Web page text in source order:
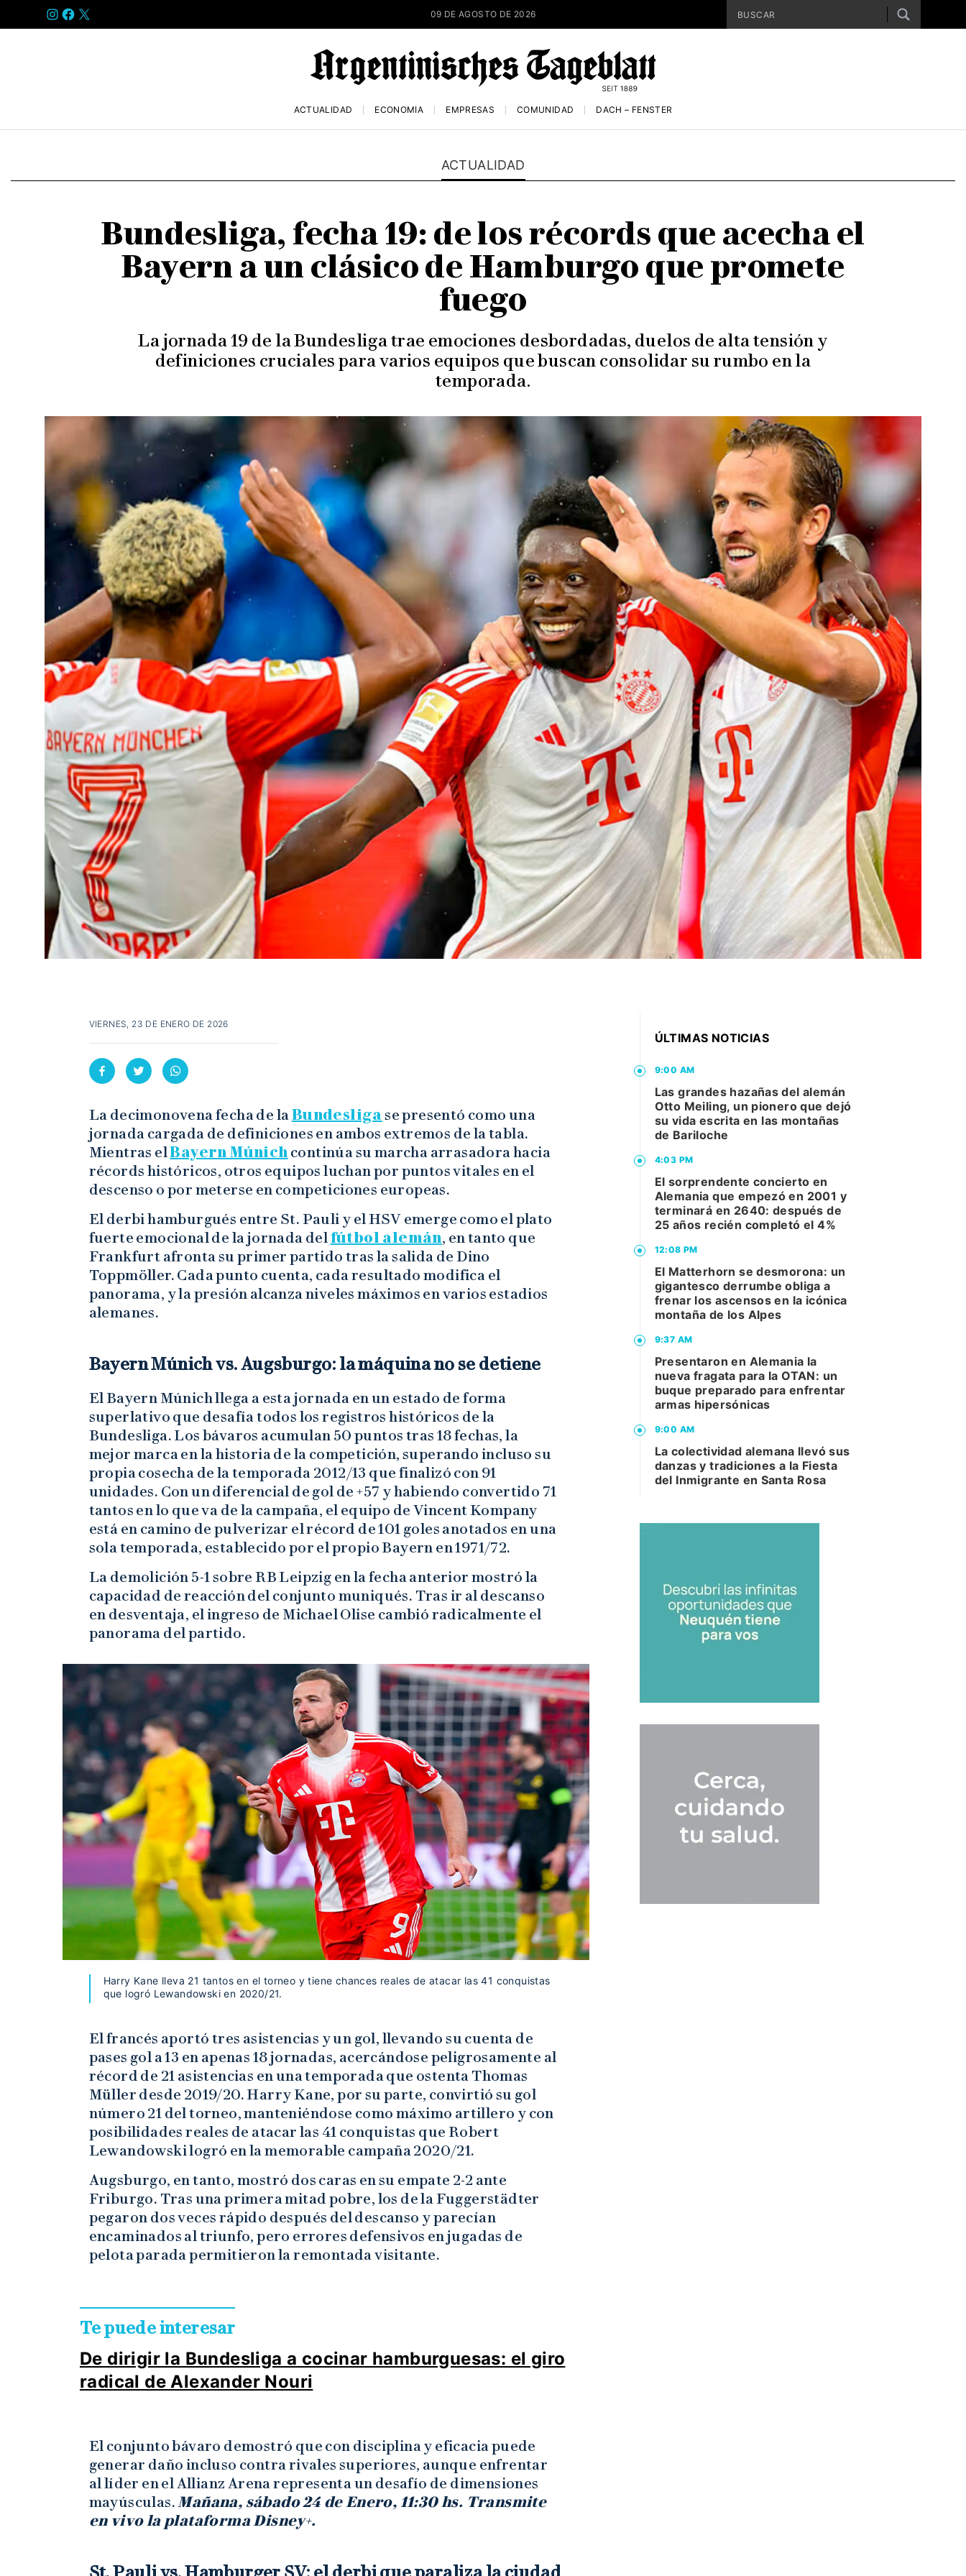
INSTAGRAM
FACEBOOK
X 09 DE AGOSTO DE 2026
ACTUALIDAD ECONOMÍA EMPRESAS COMUNIDAD DACH – FENSTER
ACTUALIDAD
Bundesliga, fecha 19: de los récords que acecha el
Bayern a un clásico de Hamburgo que promete
fuego
La jornada 19 de la Bundesliga trae emociones desbordadas, duelos de alta tensión y
definiciones cruciales para varios equipos que buscan consolidar su rumbo en la
temporada.
VIERNES, 23 DE ENERO DE 2026
La decimonovena fecha de laBundesligase presentó como una
jornada cargada de definiciones en ambos extremos de la tabla.
Mientras elBayern Múnich continúa su marcha arrasadora hacia
récords históricos, otros equipos luchan por puntos vitales en el
descenso o por meterse en competiciones europeas.
El derbi hamburgués entre St. Pauli y el HSV emerge como el plato
fuerte emocional de la jornada delfútbol alemán, en tanto que
Frankfurt afronta su primer partido tras la salida de Dino
Toppmöller. Cada punto cuenta, cada resultado modifica el
panorama, y la presión alcanza niveles máximos en varios estadios
alemanes.
Bayern Múnich vs. Augsburgo: la máquina no se detiene
El Bayern Múnich llega a esta jornada en un estado de forma
superlativo que desafía todos los registros históricos de la
Bundesliga. Los bávaros acumulan 50 puntos tras 18 fechas, la
mejor marca en la historia de la competición, superando incluso su
propia cosecha de la temporada 2012/13 que finalizó con 91
unidades. Con un diferencial de gol de +57 y habiendo convertido 71
tantos en lo que va de la campaña, el equipo de Vincent Kompany
está en camino de pulverizar el récord de 101 goles anotados en una
sola temporada, establecido por el propio Bayern en 1971/72.
La demolición 5-1 sobre RB Leipzig en la fecha anterior mostró la
capacidad de reacción del conjunto muniqués. Tras ir al descanso
en desventaja, el ingreso de Michael Olise cambió radicalmente el
panorama del partido.
Harry Kane lleva 21 tantos en el torneo y tiene chances reales de atacar las 41 conquistas
que logró Lewandowski en 2020/21.
El francés aportó tres asistencias y un gol, llevando su cuenta de
pases gol a 13 en apenas 18 jornadas, acercándose peligrosamente al
récord de 21 asistencias en una temporada que ostenta Thomas
Müller desde 2019/20. Harry Kane, por su parte, convirtió su gol
número 21 del torneo, manteniéndose como máximo artillero y con
posibilidades reales de atacar las 41 conquistas que Robert
Lewandowski logró en la memorable campaña 2020/21.
Augsburgo, en tanto, mostró dos caras en su empate 2-2 ante
Friburgo. Tras una primera mitad pobre, los de la Fuggerstädter
pegaron dos veces rápido después del descanso y parecían
encaminados al triunfo, pero errores defensivos en jugadas de
pelota parada permitieron la remontada visitante.
Te puede interesar
De dirigir la Bundesliga a cocinar hamburguesas: el giro
radical de Alexander Nouri
El conjunto bávaro demostró que con disciplina y eficacia puede
generar daño incluso contra rivales superiores, aunque enfrentar
al líder en el Allianz Arena representa un desafío de dimensiones
mayúsculas.Mañana, sábado 24 de Enero, 11:30 hs. Transmite
en vivo la plataforma Disney+.
ÚLTIMAS NOTICIAS
9:00 AM
Las grandes hazañas del alemán
Otto Meiling, un pionero que dejó
su vida escrita en las montañas
de Bariloche
4:03 PM
El sorprendente concierto en
Alemania que empezó en 2001 y
terminará en 2640: después de
25 años recién completó el 4%
12:08 PM
El Matterhorn se desmorona: un
gigantesco derrumbe obliga a
frenar los ascensos en la icónica
montaña de los Alpes
9:37 AM
Presentaron en Alemania la
nueva fragata para la OTAN: un
buque preparado para enfrentar
armas hipersónicas
9:00 AM
La colectividad alemana llevó sus
danzas y tradiciones a la Fiesta
del Inmigrante en Santa Rosa